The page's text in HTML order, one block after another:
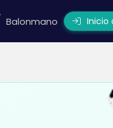
Balonmano Inicio